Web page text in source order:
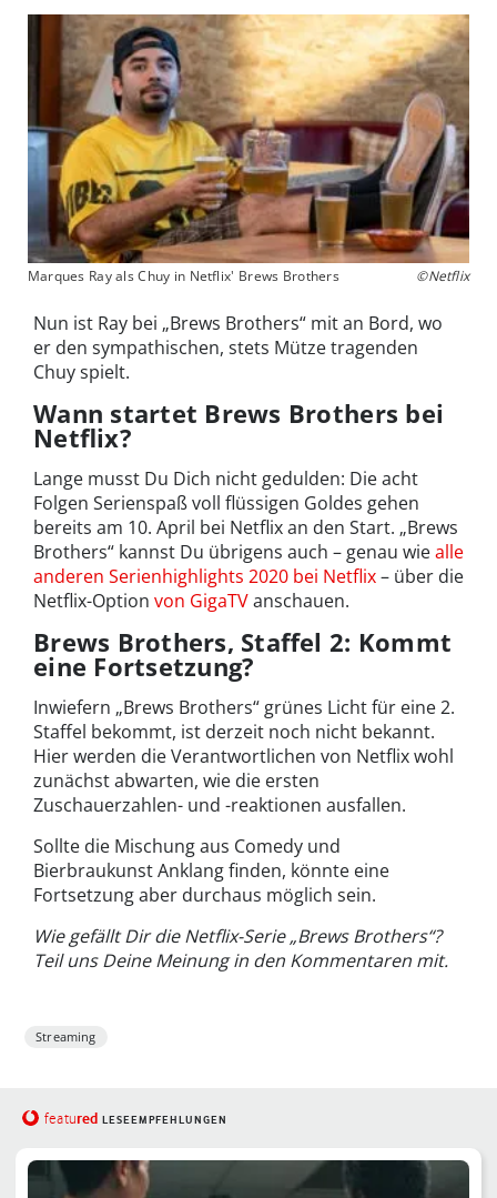
Marques Ray als Chuy in Netflix' Brews Brothers ©Netflix
Nun ist Ray bei „Brews Brothers“ mit an Bord, wo
er den sympathischen, stets Mütze tragenden
Chuy spielt.
Wann startet Brews Brothers bei
Netflix?
Lange musst Du Dich nicht gedulden: Die acht
Folgen Serienspaß voll flüssigen Goldes gehen
bereits am 10. April bei Netflix an den Start. „Brews
Brothers“ kannst Du übrigens auch – genau wiealle
anderen Serienhighlights 2020 bei Netflix– über die
Netflix-Option von GigaTVanschauen.
Brews Brothers, Staffel 2: Kommt
eine Fortsetzung?
Inwiefern „Brews Brothers“ grünes Licht für eine 2.
Staffel bekommt, ist derzeit noch nicht bekannt.
Hier werden die Verantwortlichen von Netflix wohl
zunächst abwarten, wie die ersten
Zuschauerzahlen- und -reaktionen ausfallen.
Sollte die Mischung aus Comedy und
Bierbraukunst Anklang finden, könnte eine
Fortsetzung aber durchaus möglich sein.
Wie gefällt Dir die Netflix-Serie „Brews Brothers“?
Teil uns Deine Meinung in den Kommentaren mit.
Streaming
featured LESEEMPFEHLUNGEN